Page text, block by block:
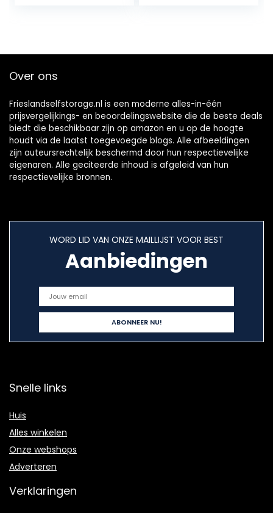
Over ons
Frieslandselfstorage.nl is een moderne alles-in-één
prijsvergelijkings- en beoordelingswebsite die de beste deals
biedt die beschikbaar zijn op amazon en u op de hoogte
houdt via de laatst toegevoegde blogs. Alle afbeeldingen
zijn auteursrechtelijk beschermd door hun respectievelijke
eigenaren. Alle geciteerde inhoud is afgeleid van hun
respectievelijke bronnen.
WORD LID VAN ONZE MAILLIJST VOOR BEST
Aanbiedingen
Snelle links
Huis
Alles winkelen
Onze webshops
Adverteren
Verklaringen